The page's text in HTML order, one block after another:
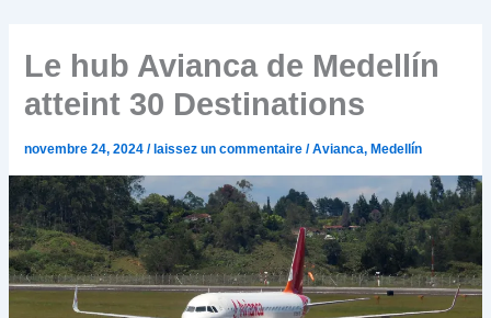
Le hub Avianca de Medellín
atteint 30 Destinations
novembre 24, 2024/ laissez un commentaire /Avianca, Medellín